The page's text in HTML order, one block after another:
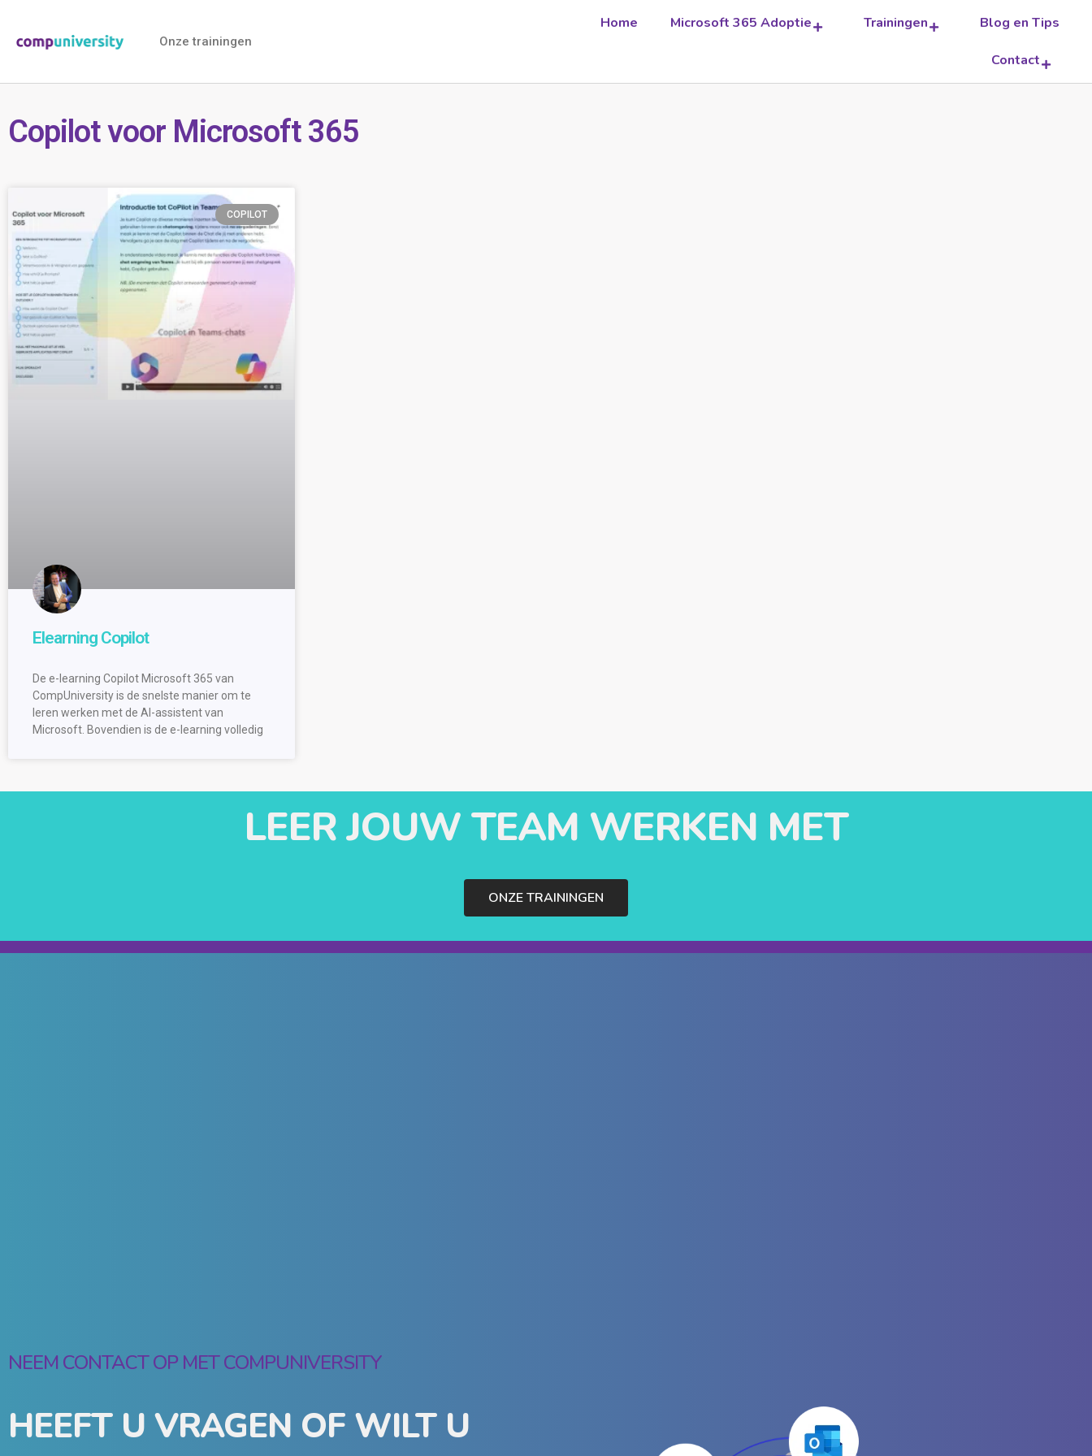
Onze trainingen
Home Microsoft 365 Adoptie Trainingen Blog en Tips
Contact
Copilot voor Microsoft 365
COPILOT
Elearning Copilot
De e-learning Copilot Microsoft 365 van
CompUniversity is de snelste manier om te
leren werken met de AI-assistent van
Microsoft. Bovendien is de e-learning volledig
LEER JOUW TEAM WERKEN MET
ONZE TRAININGEN
NEEM CONTACT OP MET COMPUNIVERSITY
HEEFT U VRAGEN OF WILT U